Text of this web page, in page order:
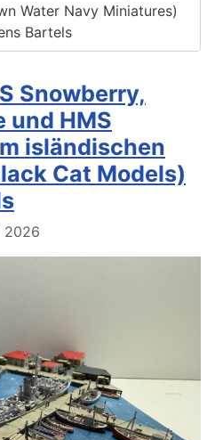
Water Navy Miniatures)
Bartels
Snowberry,
und HMS
isländischen
Cat Models)
2026